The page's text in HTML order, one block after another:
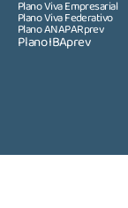
Plano Viva Empresarial
Plano Viva Federativo
Plano ANAPARprev
Plano IBAprev